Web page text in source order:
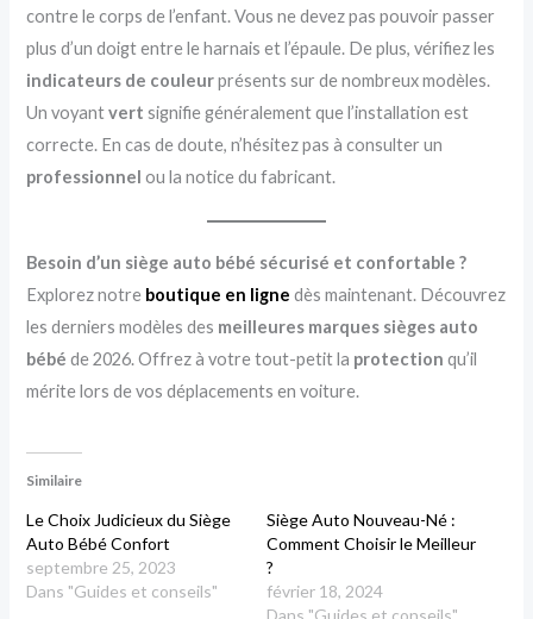
contre le corps de l’enfant. Vous ne devez pas pouvoir passer
plus d’un doigt entre le harnais et l’épaule. De plus, vérifiez les
indicateurs de couleurprésents sur de nombreux modèles.
Un voyantvert signifie généralement que l’installation est
correcte. En cas de doute, n’hésitez pas à consulter un
professionnel ou la notice du fabricant.
Besoin d’un siège auto bébé sécurisé et confortable ?
Explorez notre boutique en ligne dès maintenant. Découvrez
les derniers modèles des meilleures marques sièges auto
bébé de 2026. Offrez à votre tout-petit la protection qu’il
mérite lors de vos déplacements en voiture.
Similaire
Le Choix Judicieux du Siège
Auto Bébé Confort
septembre 25, 2023
Dans "Guides et conseils"
Siège Auto Nouveau-Né :
Comment Choisir le Meilleur
?
février 18, 2024
Dans "Guides et conseils"